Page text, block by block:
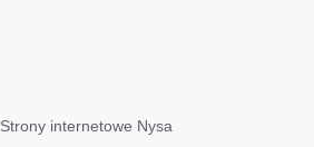
Strony internetowe Nysa